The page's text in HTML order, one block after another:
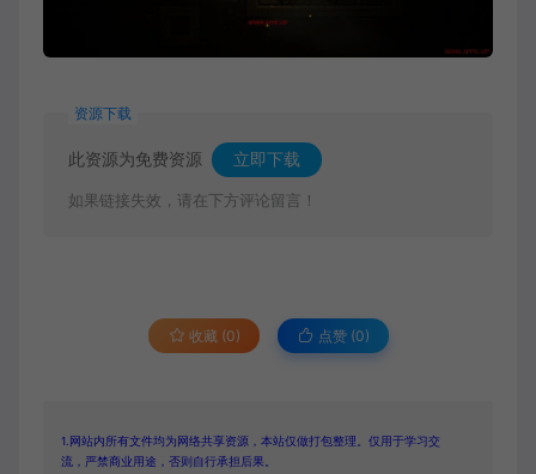
资源下载
此资源为免费资源 立即下载
如果链接失效，请在下方评论留言！
收藏 (0) 点赞 (0)
1.网站内所有文件均为网络共享资源，本站仅做打包整理。仅用于学习交
流，严禁商业用途，否则自行承担后果。